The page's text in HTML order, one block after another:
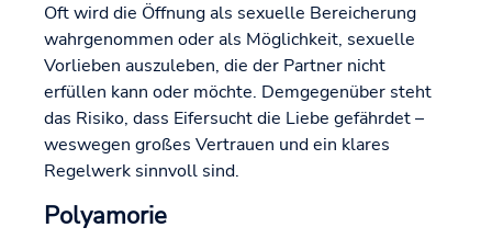
Oft wird die Öffnung als sexuelle Bereicherung
wahrgenommen oder als Möglichkeit, sexuelle
Vorlieben auszuleben, die der Partner nicht
erfüllen kann oder möchte. Demgegenüber steht
das Risiko, dass Eifersucht die Liebe gefährdet –
weswegen großes Vertrauen und ein klares
Regelwerk sinnvoll sind.
Polyamorie